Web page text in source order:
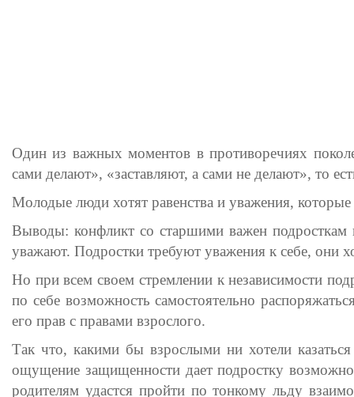
Один из важных моментов в противоречиях
сами делают», «заставляют, а сами не делают», то
Молодые люди хотят равенства и уважения,
Выводы: конфликт со старшими важен
уважают. Подростки требуют уважения к себе, они
Но при всем своем стремлении к независимости
по себе возможность самостоятельно
его прав с правами взрослого.
Так что, какими бы взрослыми ни хотели
ощущение защищенности дает подростку
родителям удастся пройти по тонкому льду